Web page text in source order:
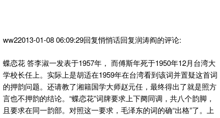
ww22013-01-08 06:09:29回复悄悄话回复润涛阎的评论:
蝶恋花 答李淑一发表于1957年， 而傅斯年死于1950年12月台湾大
学校长任上。实际上是胡适在1959年在台湾看到该词并置疑这首词
的押韵问题。还请教了湘籍国学大师赵元任，最终得出了就是照方
言也不押韵的结论。“蝶恋花”词牌要求上下阕同调，共八个韵脚，
且要求在同一韵部。对照这一要求，毛泽东的词的确“出格”了。上